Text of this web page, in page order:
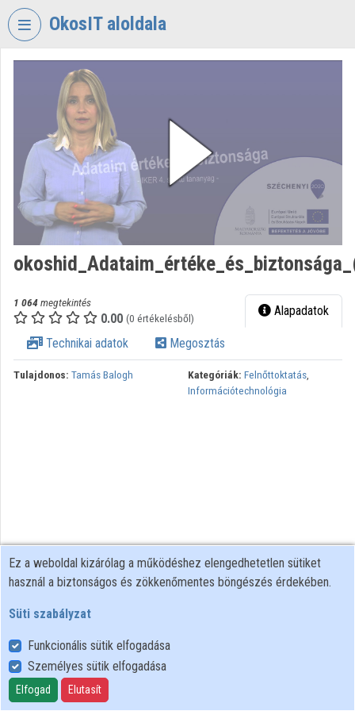
Fejléc kihagyása
OkosIT aloldala
VIDEOTORIUM
Intézményi kezdőlap
Bejelentkezés
Intézményi felfedezés
Kategóriák
Intézmények
Közreműködők
1 064megtekintés
0.00 (0 értékelésből) Alapadatok
Technikai adatok Megosztás
Tulajdonos: Tamás Balogh Kategóriák: Felnőttoktatás,
Információtechnológia
Felhasználói szabályzat
Adatkezelési tájékoztató
Süti szabályzat
Ez a weboldal kizárólag a működéshez elengedhetetlen sütiket
használ a biztonságos és zökkenőmentes böngészés érdekében.
Süti szabályzat
Funkcionális sütik elfogadása
Személyes sütik elfogadása
Elfogad Elutasít